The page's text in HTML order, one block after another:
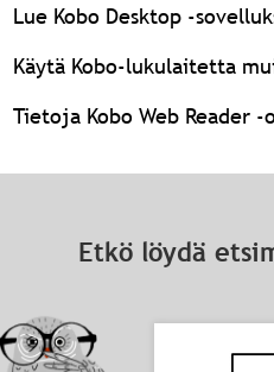
Lue Kobo Desktop -
Käytä Kobo-lukulaitetta
Tietoja Kobo Web Reader -
Etkö löydä